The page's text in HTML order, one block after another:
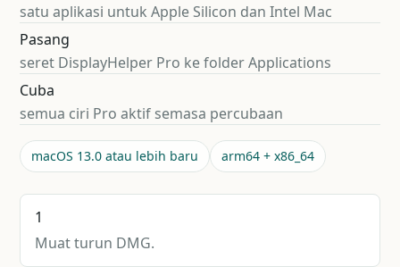
satu aplikasi untuk Apple Silicon dan Intel Mac
Pasang
seret DisplayHelper Pro ke folder Applications
Cuba
semua ciri Pro aktif semasa percubaan
macOS 13.0 atau lebih baru arm64 + x86_64
1
Muat turun DMG.